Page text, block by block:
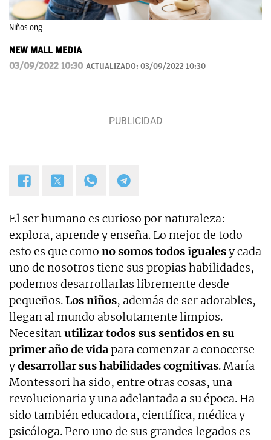
Niños ong
NEW MALL MEDIA
03/09/2022 10:30 ACTUALIZADO: 03/09/2022 10:30
El ser humano es curioso por naturaleza:
explora, aprende y enseña. Lo mejor de todo
esto es que como no somos todos igualesy cada
uno de nosotros tiene sus propias habilidades,
podemos desarrollarlas libremente desde
pequeños.Los niños, además de ser adorables,
llegan al mundo absolutamente limpios.
Necesitanutilizar todos sus sentidos en su
primer año de vidapara comenzar a conocerse
ydesarrollar sus habilidades cognitivas. María
Montessori ha sido, entre otras cosas, una
revolucionaria y una adelantada a su época. Ha
sido también educadora, científica, médica y
psicóloga. Pero uno de sus grandes legados es